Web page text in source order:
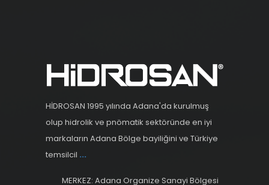
HİDROSAN 1995 yılında Adana'da kurulmuş
olup hidrolik ve pnömatik sektöründe en iyi
markaların Adana Bölge bayiliğini ve Türkiye
temsilcil ...
MERKEZ: Adana Organize Sanayi Bölgesi